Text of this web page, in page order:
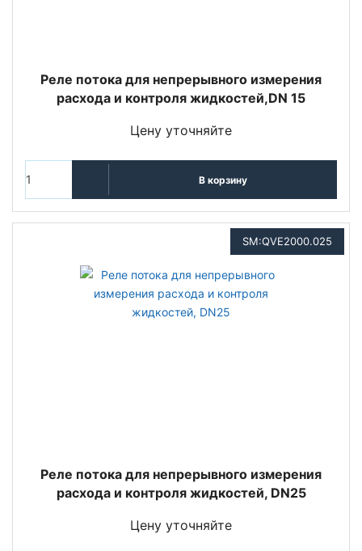
Реле потока для непрерывного измерения
расхода и контроля жидкостей,DN 15
Цену уточняйте
В корзину
SM:QVE2000.025
Реле потока для непрерывного измерения
расхода и контроля жидкостей, DN25
Цену уточняйте